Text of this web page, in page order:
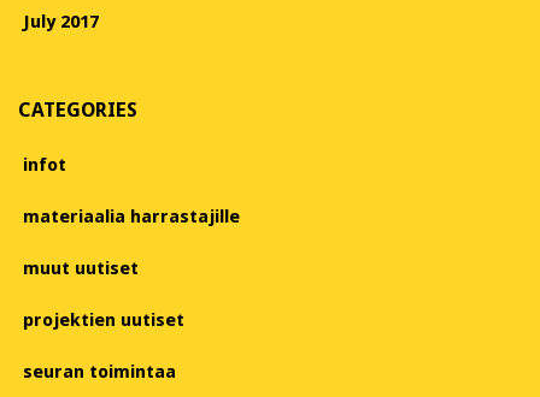
July 2017
CATEGORIES
infot
materiaalia harrastajille
muut uutiset
projektien uutiset
seuran toimintaa